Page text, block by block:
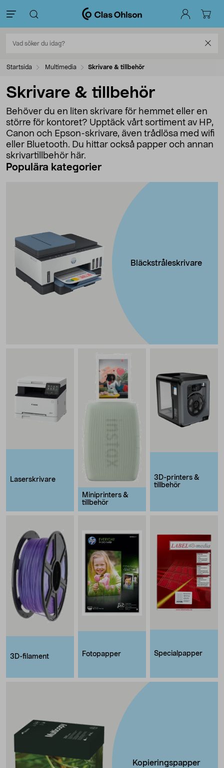
Startsida Multimedia Skrivare & tillbehör
Skrivare & tillbehör
Behöver du en liten skrivare för hemmet eller en
större för kontoret? Upptäck vårt sortiment av HP,
Canon och Epson-skrivare, även trådlösa med wifi
eller Bluetooth. Du hittar också papper och annan
skrivartillbehör här.
Populära kategorier
Bläckstråleskrivare
Laserskrivare
Miniprinters &
tillbehör
3D-printers &
tillbehör
3D-filament Fotopapper Specialpapper
Kopieringspapper